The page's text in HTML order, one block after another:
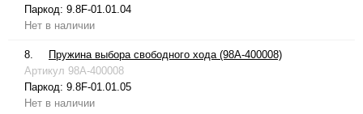
Паркод: 9.8F-01.01.04
Нет в наличии
8.
Пружина выбора свободного хода (98A-400008)
Артикул 98A-400008
Паркод: 9.8F-01.01.05
Нет в наличии